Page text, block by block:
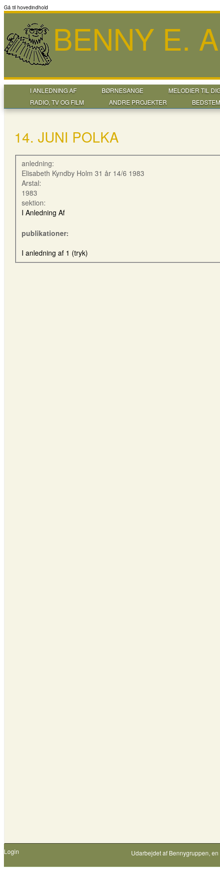
Gå til hovedindhold
BENNY E.
I ANLEDNING AF BØRNESANGE
MELODIER TIL
RADIO, TV OG FILM
ANDRE PROJEKTER
14. JUNI POLKA
anledning:
Elisabeth Kyndby Holm 31 år 14/6 1983
Arstal:
1983
sektion:
I Anledning Af
publikationer:
I anledning af 1 (tryk)
Login Udarbejdet af Bennygruppen,